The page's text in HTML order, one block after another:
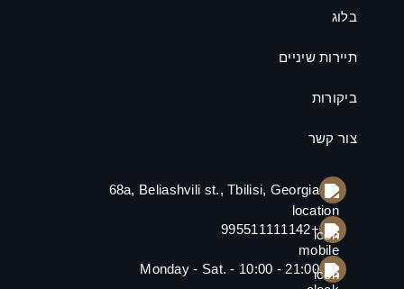
בלוג
תיירות שיניים
ביקורות
צור קשר
68a, Beliashvili st., Tbilisi, Georgia
+995511111142
Monday - Sat. - 10:00 - 21:00